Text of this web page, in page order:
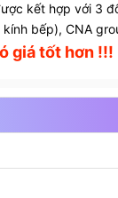
kết hợp với 3
bếp), CNA
giá tốt hơn !!!